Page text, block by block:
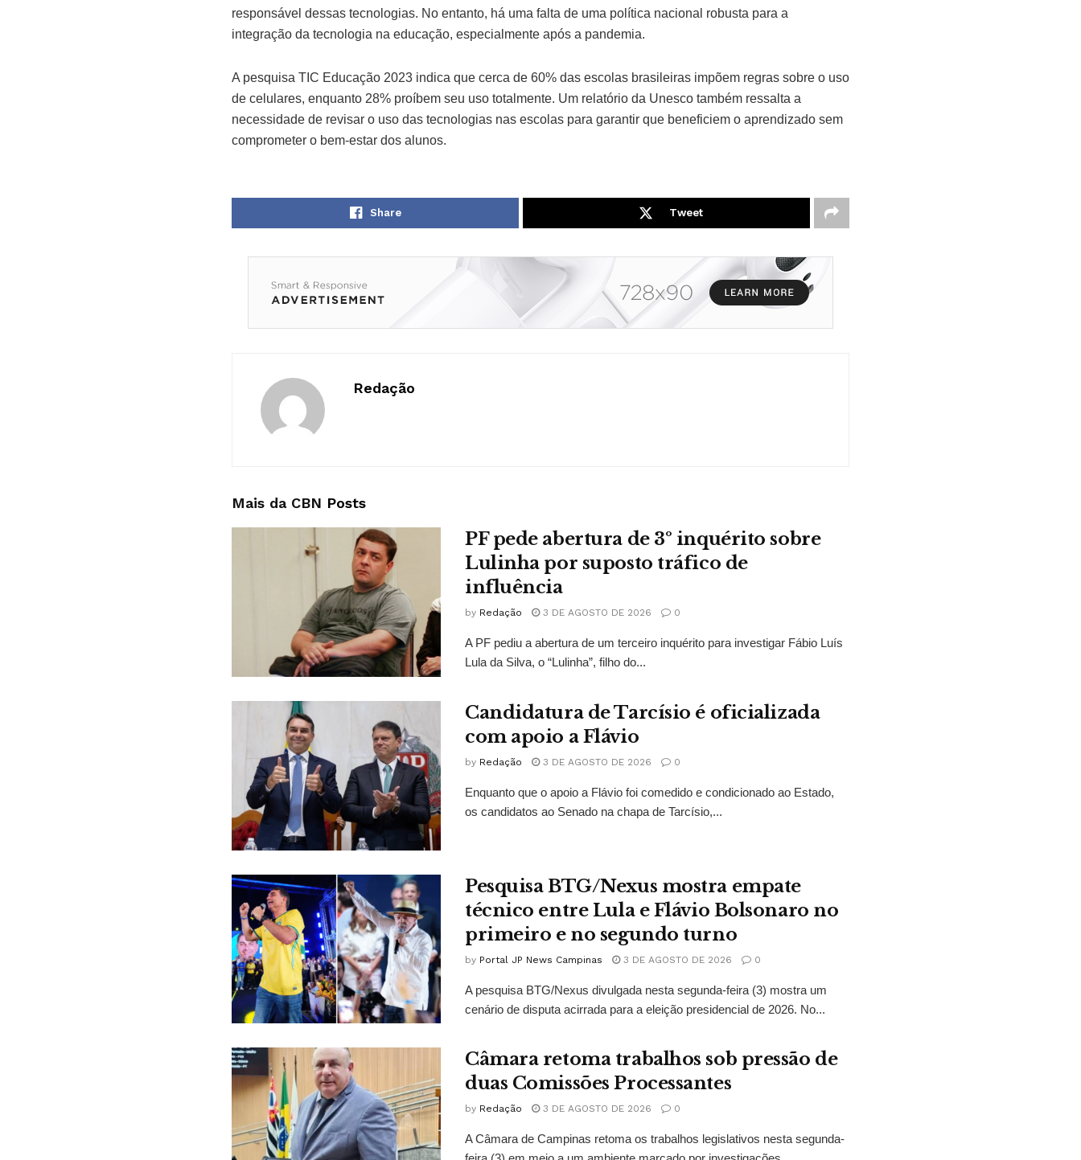
responsável dessas tecnologias. No entanto, há uma falta de uma política nacional robusta para a
integração da tecnologia na educação, especialmente após a pandemia.
A pesquisa TIC Educação 2023 indica que cerca de 60% das escolas brasileiras impõem regras sobre o uso
de celulares, enquanto 28% proíbem seu uso totalmente. Um relatório da Unesco também ressalta a
necessidade de revisar o uso das tecnologias nas escolas para garantir que beneficiem o aprendizado sem
comprometer o bem-estar dos alunos.
Share Tweet
Redação
Mais da CBN Posts
PF pede abertura de 3º inquérito sobre
Lulinha por suposto tráfico de
influência
by Redação 3 DE AGOSTO DE 2026 0
A PF pediu a abertura de um terceiro inquérito para investigar Fábio Luís
Lula da Silva, o “Lulinha”, filho do...
Candidatura de Tarcísio é oficializada
com apoio a Flávio
by Redação 3 DE AGOSTO DE 2026 0
Enquanto que o apoio a Flávio foi comedido e condicionado ao Estado,
os candidatos ao Senado na chapa de Tarcísio,...
Pesquisa BTG/Nexus mostra empate
técnico entre Lula e Flávio Bolsonaro no
primeiro e no segundo turno
by Portal JP News Campinas 3 DE AGOSTO DE 2026 0
A pesquisa BTG/Nexus divulgada nesta segunda-feira (3) mostra um
cenário de disputa acirrada para a eleição presidencial de 2026. No...
Câmara retoma trabalhos sob pressão de
duas Comissões Processantes
by Redação 3 DE AGOSTO DE 2026 0
A Câmara de Campinas retoma os trabalhos legislativos nesta segunda-